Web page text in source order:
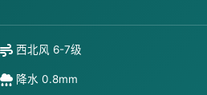
西北风 6-7级
降水 0.8mm